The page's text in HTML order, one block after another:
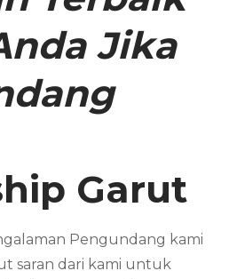
Jika
Garut
Pengundang kami
saran dari kami untuk